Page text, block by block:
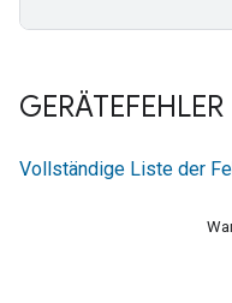
GERÄTEFEHLER
Vollständige Liste der